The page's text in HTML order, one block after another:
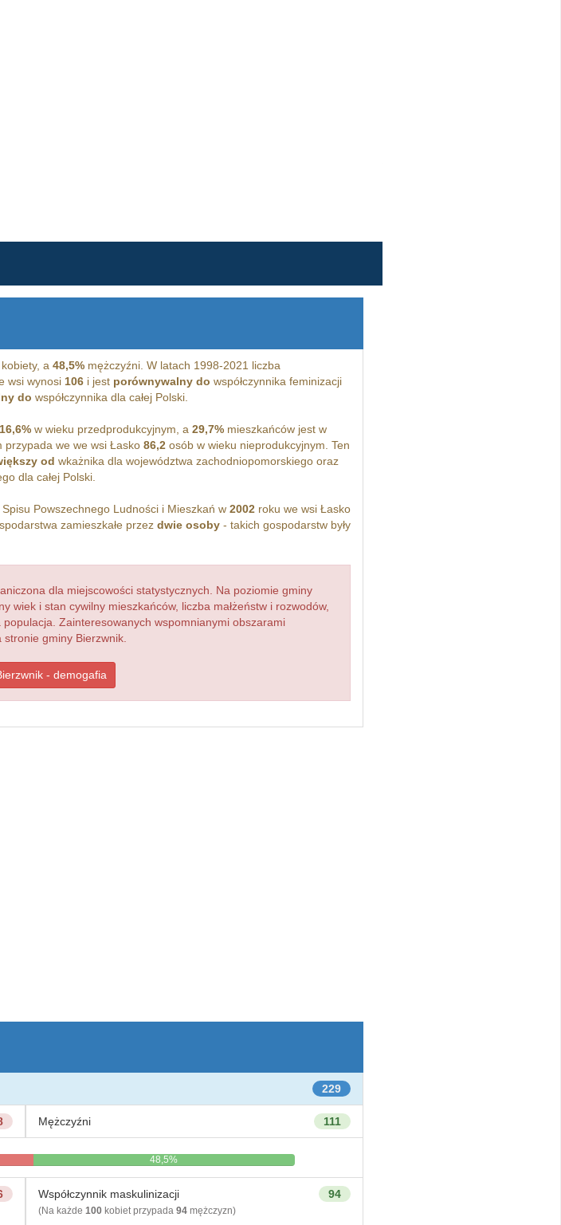
a 48,5%mężczyźni. W latach 1998-2021 liczba
wsi wynosi 106i jest porównywalny do współczynnika feminizacji
do współczynnika dla całej Polski.
16,6%w wieku przedprodukcyjnym, a 29,7%mieszkańców jest w
przypada we we wsi Łasko 86,2osób w wieku nieprodukcyjnym. Ten
od wkażnika dla województwa zachodniopomorskiego oraz
dla całej Polski.
Powszechnego Ludności i Mieszkań w 2002roku we wsi Łasko
zamieszkałe przez dwie osoby- takich gospodarstw były
dla miejscowości statystycznych. Na poziomie gminy
wiek i stan cywilny mieszkańców, liczba małżeństw i rozwodów,
Zainteresowanych wspomnianymi obszarami
gminy Bierzwnik.
- demogafia
229
111
Mężczyźni
48,5%
94
Współczynnik maskulinizacji
(Na każde 100kobiet przypada 94mężczyzn)